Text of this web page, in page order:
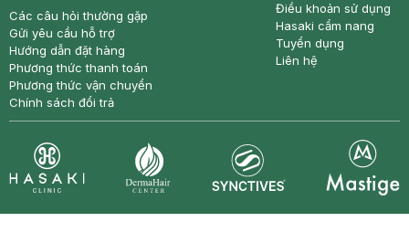
Các câu hỏi thường gặp
Gửi yêu cầu hỗ trợ
Hướng dẫn đặt hàng
Phương thức thanh toán
Phương thức vận chuyển
Chính sách đổi trả
Điều khoản sử dụng
Hasaki cẩm nang
Tuyển dụng
Liên hệ